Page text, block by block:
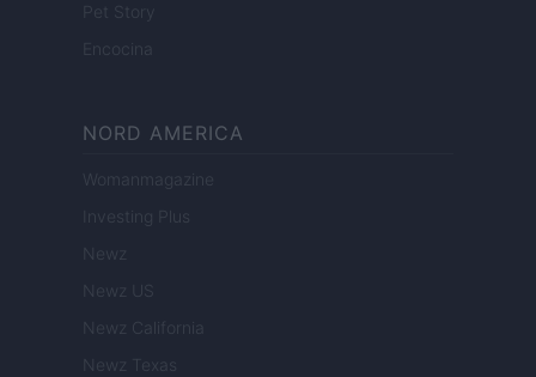
Pet Story
Encocina
NORD AMERICA
Womanmagazine
Investing Plus
Newz
Newz US
Newz California
Newz Texas